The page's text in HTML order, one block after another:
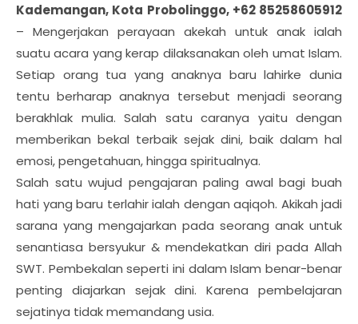
Kademangan, Kota Probolinggo, +62 85258605912
– Mengerjakan perayaan akekah untuk anak ialah
suatu acara yang kerap dilaksanakan oleh umat Islam.
Setiap orang tua yang anaknya baru lahirke dunia
tentu berharap anaknya tersebut menjadi seorang
berakhlak mulia. Salah satu caranya yaitu dengan
memberikan bekal terbaik sejak dini, baik dalam hal
emosi, pengetahuan, hingga spiritualnya.
Salah satu wujud pengajaran paling awal bagi buah
hati yang baru terlahir ialah dengan aqiqoh. Akikah jadi
sarana yang mengajarkan pada seorang anak untuk
senantiasa bersyukur & mendekatkan diri pada Allah
SWT. Pembekalan seperti ini dalam Islam benar-benar
penting diajarkan sejak dini. Karena pembelajaran
sejatinya tidak memandang usia.